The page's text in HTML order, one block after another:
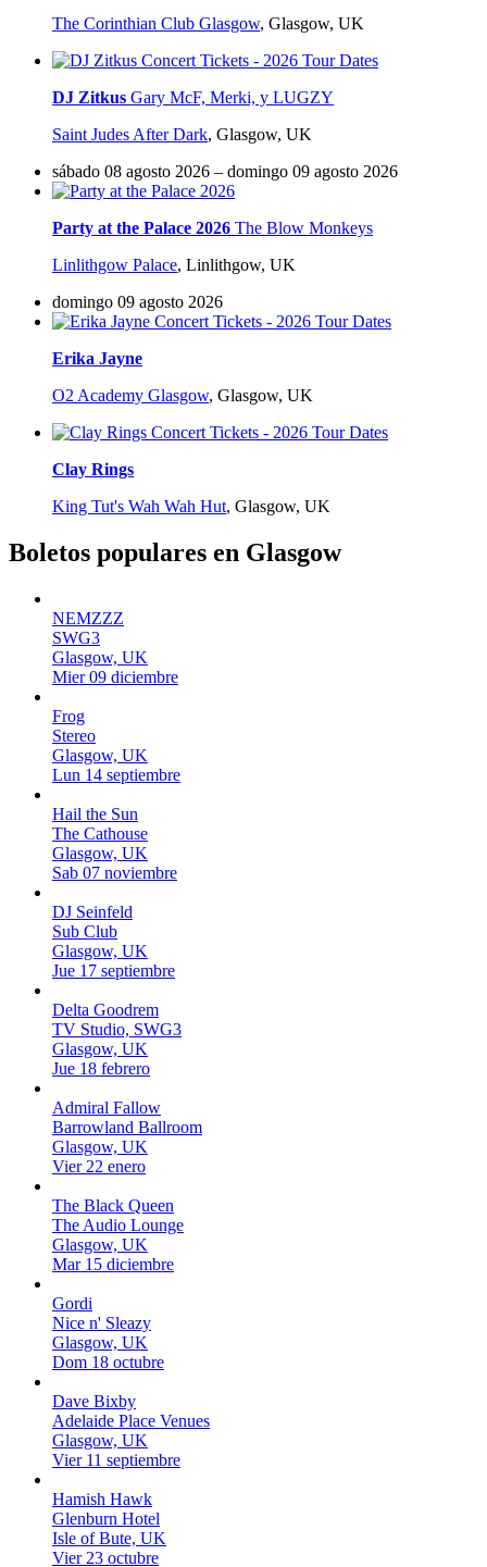
The Corinthian Club Glasgow, Glasgow, UK
DJ Zitkus Gary McF, Merki, y LUGZY
Saint Judes After Dark, Glasgow, UK
sábado 08 agosto 2026 – domingo 09 agosto 2026
Party at the Palace 2026 The Blow Monkeys
Linlithgow Palace, Linlithgow, UK
domingo 09 agosto 2026
Erika Jayne
O2 Academy Glasgow, Glasgow, UK
Clay Rings
King Tut's Wah Wah Hut, Glasgow, UK
Boletos populares en Glasgow
NEMZZZ
SWG3
Glasgow, UK
Mier 09 diciembre
Frog
Stereo
Glasgow, UK
Lun 14 septiembre
Hail the Sun
The Cathouse
Glasgow, UK
Sab 07 noviembre
DJ Seinfeld
Sub Club
Glasgow, UK
Jue 17 septiembre
Delta Goodrem
TV Studio, SWG3
Glasgow, UK
Jue 18 febrero
Admiral Fallow
Barrowland Ballroom
Glasgow, UK
Vier 22 enero
The Black Queen
The Audio Lounge
Glasgow, UK
Mar 15 diciembre
Gordi
Nice n' Sleazy
Glasgow, UK
Dom 18 octubre
Dave Bixby
Adelaide Place Venues
Glasgow, UK
Vier 11 septiembre
Hamish Hawk
Glenburn Hotel
Isle of Bute, UK
Vier 23 octubre